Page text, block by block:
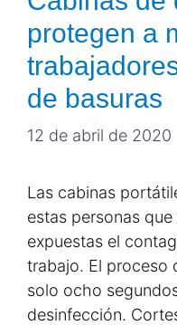
protegen a
de basuras
12 de abril de 2020
Las cabinas
estas personas
expuestas el
trabajo. El proceso
solo ocho
desinfección.